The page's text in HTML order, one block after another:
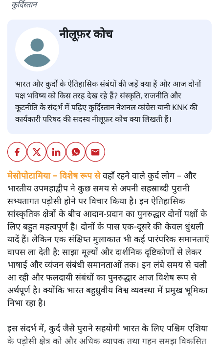
कुर्दिस्तान
नीलूफ़र कोच
भारत और कुर्दों के ऐतिहासिक संबंधों की जड़ें क्या हैं और आज दोनों
पक्ष भविष्य को किस तरह देख रहे हैं? संस्कृति, राजनीति और
कूटनीति के संदर्भ में पढ़िए कुर्दिस्तान नेशनल कांग्रेस यानी KNK की
कार्यकारी परिषद की सदस्य नीलूफ़र कोच क्या लिखती हैं।
मेसोपोटामिया – विशेष रूप सेवहाँ रहने वाले कुर्द लोग – और
भारतीय उपमहाद्वीप ने कुछ समय से अपनी सहस्राब्दी पुरानी
सभ्यतागत पड़ोसी होने पर विचार किया है। इन ऐतिहासिक
सांस्कृतिक क्षेत्रों के बीच आदान-प्रदान का पुनरुद्धार दोनों पक्षों के
लिए बहुत महत्वपूर्ण है। दोनों के पास एक-दूसरे की केवल धुंधली
यादें हैं। लेकिन एक संक्षिप्त मुलाकात भी कई पारंपरिक समानताएँ
वापस ला देती है: साझा मूल्यों और दार्शनिक दृष्टिकोणों से लेकर
भाषाई और व्यंजन संबंधी समानताओं तक। इन लंबे समय से चली
आ रही और फलदायी संबंधों का पुनरुद्धार आज विशेष रूप से
अर्थपूर्ण है। क्योंकि भारत बहुध्रुवीय विश्व व्यवस्था में प्रमुख भूमिका
निभा रहा है।
इस संदर्भ में, कुर्द जैसे पुराने सहयोगी भारत के लिए पश्चिम एशिया
के पड़ोसी क्षेत्र को और अधिक व्यापक तथा गहन समझ विकसित